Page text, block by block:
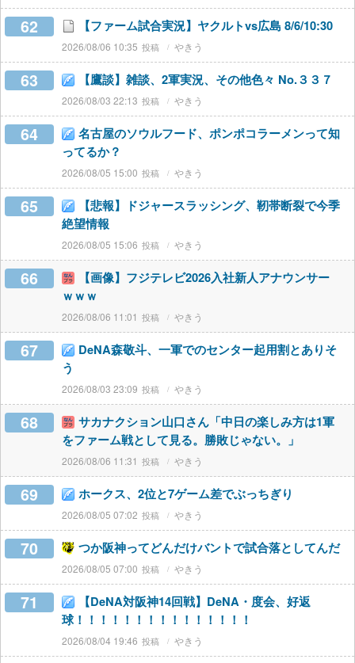
62 【ファーム試合実況】ヤクルトvs広島 8/6/10:30
2026/08/06 10:35 やきう
63 【鷹談】雑談、2軍実況、その他色々 No.３３７
2026/08/03 22:13 やきう
64
名古屋のソウルフード、ポンポコラーメンって知
ってるか？
2026/08/05 15:00 やきう
65
【悲報】ドジャースラッシング、靭帯断裂で今季
絶望情報
2026/08/05 15:06 やきう
66
【画像】フジテレビ2026入社新人アナウンサー
ｗｗｗ
2026/08/06 11:01 やきう
67
DeNA森敬斗、一軍でのセンター起用割とありそ
う
2026/08/03 23:09 やきう
68
サカナクション山口さん「中日の楽しみ方は1軍
をファーム戦として見る。勝敗じゃない。」
2026/08/06 11:31 やきう
69 ホークス、2位と7ゲーム差でぶっちぎり
2026/08/05 07:02 やきう
70 つか阪神ってどんだけバントで試合落としてんだ
2026/08/05 07:00 やきう
71
【DeNA対阪神14回戦】DeNA・度会、好返
球！！！！！！！！！！！！！！！
2026/08/04 19:46 やきう